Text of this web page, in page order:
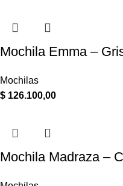
Mochila Emma –
Mochilas
$ 126.100,00
Mochila Madraza –